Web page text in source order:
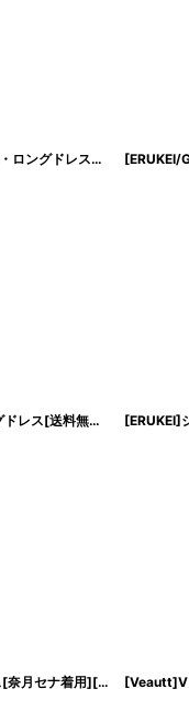
[韓国製][rinfarre]ジオメトリック・プリント・カーキ・柄・Vネック・ノースリーブ・タイト・マキシ・ロングドレス・ワンピース[山崎みどり着用][送料無料]mykk
[ERUKEI/SETTAN]ロイヤルブルー・ベア・ビスチェ・Aライン・フレア・スパンコール・刺繍・ロングドレス[送料無料] lk-s35203
[韓国製][rinfarre] サテン・ノースリーブ・チェーン・Aライン・シンプル・ロングドレス・ワンピース[奈月セナ着用][送料無料] [
[Veautt]V